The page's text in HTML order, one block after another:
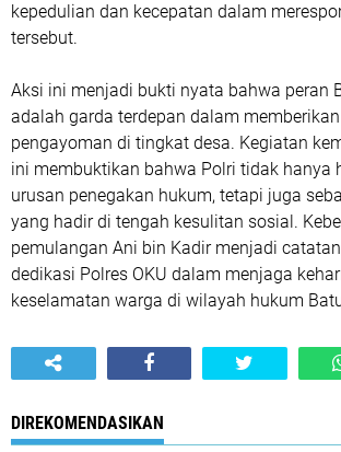
kepedulian dan kecepatan dalam
tersebut.
Aksi ini menjadi bukti nyata bahwa peran
adalah garda terdepan dalam
pengayoman di tingkat desa. Kegiatan
ini membuktikan bahwa Polri tidak hanya
urusan penegakan hukum, tetapi juga
yang hadir di tengah kesulitan sosial.
pemulangan Ani bin Kadir menjadi
dedikasi Polres OKU dalam menjaga
keselamatan warga di wilayah hukum
DIREKOMENDASIKAN